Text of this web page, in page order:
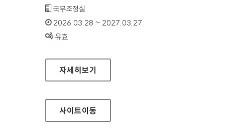
기관명 :
국무조정실
인증기간 :
2026.03.28 ~ 2027.03.27
상태 :
유효
규제정보포털
자세히보기
사이트이동